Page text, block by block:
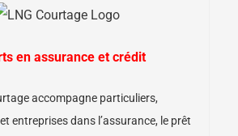
en assurance et crédit
accompagne particuliers,
entreprises dans l’assurance, le prêt